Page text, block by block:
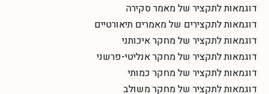
דוגמאות לתקציר של מאמר סקירה
דוגמאות לתקצירים של מאמרים תיאורטיים
דוגמאות לתקציר של מחקר איכותני
דוגמאות לתקציר של מחקר אנליטי-פרשני
דוגמאות לתקציר של מחקר כמותי
דוגמאות לתקציר של מחקר משולב